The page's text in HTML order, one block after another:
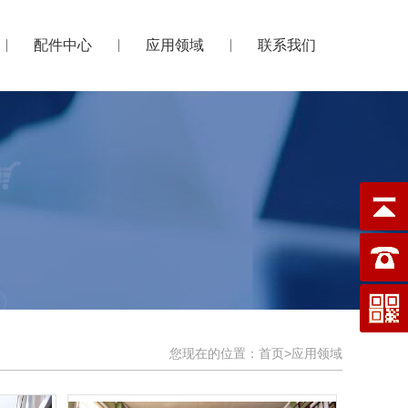
配件中心 应用领域 联系我们
您现在的位置： 首页>应用领域